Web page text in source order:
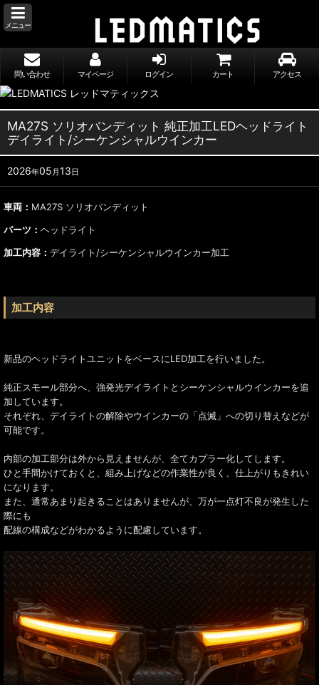
メニュー
問い合わせ マイページ ログイン カート アクセス
MA27S ソリオバンディット 純正加工LEDヘッドライト
デイライト/シーケンシャルウインカー
2026年05 月13日
車両： MA27S ソリオバンディット
パーツ： ヘッドライト
加工内容： デイライト/シーケンシャルウインカー加工
加工内容
新品のヘッドライトユニットをベースにLED加工を行いました。
純正スモール部分へ、強発光デイライトとシーケンシャルウインカーを追
加しています。
それぞれ、デイライトの解除やウインカーの「点滅」への切り替えなどが
可能です。
内部の加工部分は外から見えませんが、全てカプラー化してします。
ひと手間かけておくと、組み上げなどの作業性が良く、仕上がりもきれい
になります。
また、通常あまり起きることはありませんが、万が一点灯不良が発生した
際にも
配線の構成などがわかるように配慮しています。